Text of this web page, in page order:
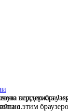
поддержка
версию
с этим